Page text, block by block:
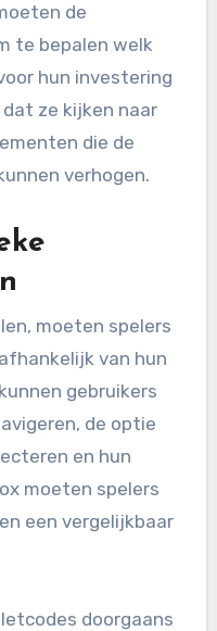
de
te bepalen welk
hun investering
ze kijken naar
die de
verhogen.
moeten spelers
van hun
gebruikers
de optie
en hun
moeten spelers
een vergelijkbaar
doorgaans